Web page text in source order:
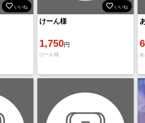
いいね いいね
けーん様
1,750円
けーん様